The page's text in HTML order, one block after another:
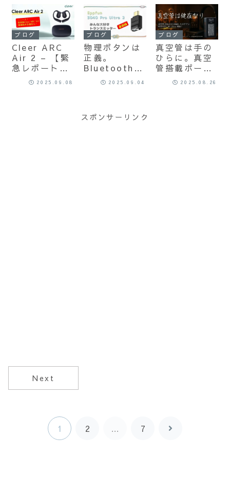
TWS初のハイ
ブリッド2ウ
ェイドライバ
ーシステムな
ど野心的なス
ペックのOWS
が登場！
対応した、ゲ
ーム対応‐次世
代超低遅延接
続Bluetooth
トランスミッ
ター登場！ –
そこに、大人
の事情はある
題沸騰の激安
ハイレゾ・ノ
イキャン・完
全ワイヤレス
イヤホン 本邦
最速クラス自
腹購入実機レ
ビュー！
ブログ
Cleer ARC
Air 2 – 【緊
急レポート】
Cleerから
Cleer ARC 5
2025.09.08
ブログ
物理ボタンは
正義。
Bluetoothト
ランスミッタ
ー界のダーク
業界最新クラ
2025.09.04
ブログ
真空管は手の
ひらに。真空
管搭載ポータ
ブルアンプ
MUSEHIFI
2025.08.26
スポンサーリンク
Next
1 2 … 7
次